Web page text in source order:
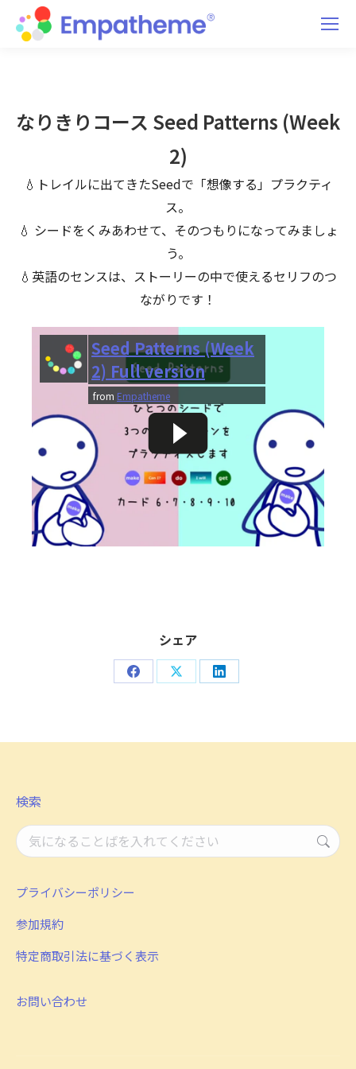
なりきりコース Seed Patterns (Week
2)
💧トレイルに出てきたSeedで「想像する」プラクティ
ス。
💧 シードをくみあわせて、そのつもりになってみましょ
う。
💧英語のセンスは、ストーリーの中で使えるセリフのつ
ながりです！
Seed Patterns (Week
2) Full version
from Empatheme
シェア
Share Share Share
検索
検
索：
プライバシーポリシー
参加規約
特定商取引法に基づく表示
お問い合わせ